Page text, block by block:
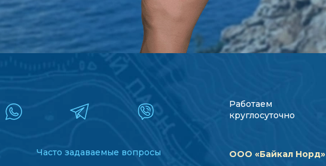
Часто задаваемые вопросы
Работаем
круглосуточно
ООО «Байкал Норд»